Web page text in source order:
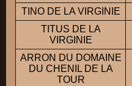
TINO DE LA VIRGINIE
TITUS DE LA
VIRGINIE
ARRON DU DOMAINE
DU CHENIL DE LA
TOUR